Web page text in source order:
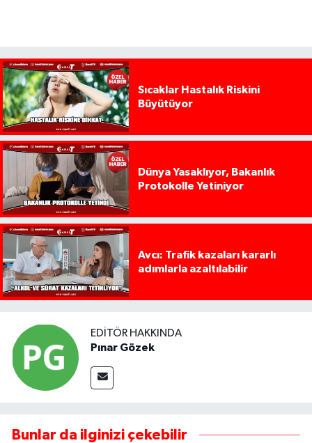
Sıcaklar Hastalık Riskini
Büyütüyor
Dünya Yasaklıyor, Bakanlık
Protokolle Yetiniyor
Avcı: Trafik kazaları kararlı
adımlarla azaltılabilir
EDITÖR HAKKINDA
Pınar Gözek
Bunlar da ilginizi çekebilir